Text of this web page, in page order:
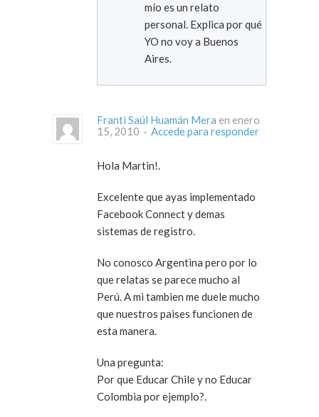
mío es un relato
personal. Explica por qué
YO no voy a Buenos
Aires.
Franti Saúl Huamán Mera en enero
15, 2010 · Accede para responder
Hola Martin!.
Excelente que ayas implementado
Facebook Connect y demas
sistemas de registro.
No conosco Argentina pero por lo
que relatas se parece mucho al
Perú. A mi tambien me duele mucho
que nuestros paises funcionen de
esta manera.
Una pregunta:
Por que Educar Chile y no Educar
Colombia por ejemplo?.